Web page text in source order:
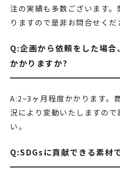
注の実績も多数ございます
りますので是非お問合せくだ
Q:企画から依頼をした場
かかりますか?
A:2~3ヶ月程度かかります。
況により変動いたしますの
い。
Q:SDGsに貢献できる素材